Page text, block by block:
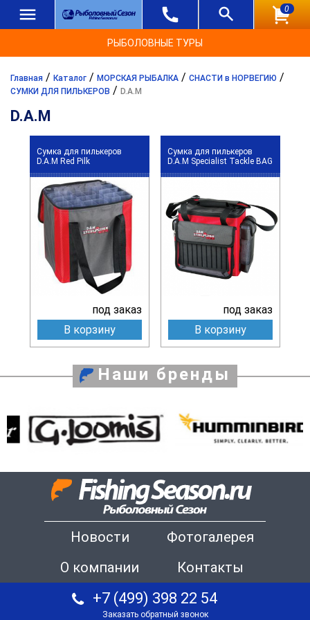
0
РЫБОЛОВНЫЕ ТУРЫ
Главная / Каталог / МОРСКАЯ РЫБАЛКА / СНАСТИ в НОРВЕГИЮ /
СУМКИ ДЛЯ ПИЛЬКЕРОВ / D.A.M
D.A.M
Сумка для пилькеров
D.A.M Red Pilk
под заказ
В корзину
Сумка для пилькеров
D.A.M Specialist Tackle BAG
под заказ
В корзину
Наши бренды
Новости
Фотогалерея
О компании
Контакты
+7 (499) 398 22 54
Заказать обратный звонок